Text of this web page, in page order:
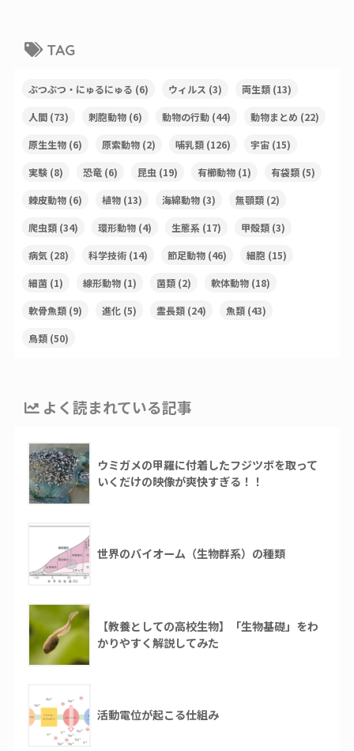
TAG
ぶつぶつ・にゅるにゅる (6) ウィルス (3) 両生類(13)
人間(73) 刺胞動物(6) 動物の行動(44) 動物まとめ (22)
原生生物(6) 原索動物(2) 哺乳類(126) 宇宙(15)
実験(8) 恐竜(6) 昆虫 (19) 有櫛動物(1) 有袋類(5)
棘皮動物(6) 植物(13) 海綿動物(3) 無顎類(2)
爬虫類(34) 環形動物(4) 生態系(17) 甲殻類(3)
病気(28) 科学技術(14) 節足動物(46) 細胞 (15)
細菌(1) 線形動物(1) 菌類(2) 軟体動物(18)
軟骨魚類(9) 進化(5) 霊長類(24) 魚類(43)
鳥類(50)
よく読まれている記事
ウミガメの甲羅に付着したフジツボを取って
いくだけの映像が爽快すぎる！！
世界のバイオーム（生物群系）の種類
【教養としての高校生物】「生物基礎」をわ
かりやすく解説してみた
活動電位が起こる仕組み